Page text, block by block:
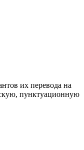
их перевода на
пунктуационную